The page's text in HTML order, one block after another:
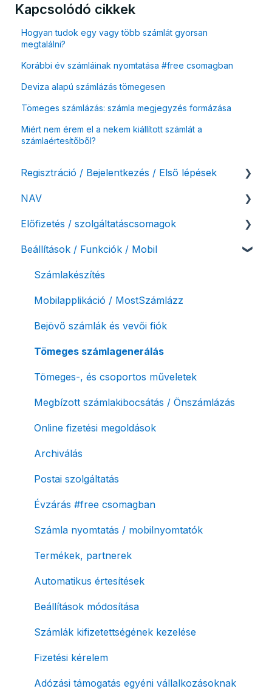
Kapcsolódó cikkek
Hogyan tudok egy vagy több számlát gyorsan
megtalálni?
Korábbi év számláinak nyomtatása #free csomagban
Deviza alapú számlázás tömegesen
Tömeges számlázás: számla megjegyzés formázása
Miért nem érem el a nekem kiállított számlát a
számlaértesítőből?
Regisztráció / Bejelentkezés / Első lépések
Felhasználó beállításai
Számlázási fiók kezdő beállításai, első lépések
NAV
NAV online adatszolgáltatás
Adóhatósági ellenőrzés adatszolgáltatás
NAV pénztárgép feladás (PTGSZLAH)
Számlaverzum
Előfizetés / szolgáltatáscsomagok
Szolgáltatáscsomag kiválasztása
Szolgáltatáscsomag módosítása
Fiók / felhasználó törlése
Díjfizetés / díjtartozás / korlátozás
Fizetési módok
Beállítások / Funkciók / Mobil
Számlakészítés
Mobilapplikáció / MostSzámlázz
Bejövő számlák és vevői fiók
Tömeges számlagenerálás
Tömeges-, és csoportos műveletek
Megbízott számlakibocsátás / Önszámlázás
Online fizetési megoldások
Archiválás
Postai szolgáltatás
Évzárás #free csomagban
Számla nyomtatás / mobilnyomtatók
Termékek, partnerek
Automatikus értesítések
Beállítások módosítása
Számlák kifizetettségének kezelése
Fizetési kérelem
Adózási támogatás egyéni vállalkozásoknak